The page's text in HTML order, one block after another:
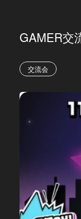
GAMER交
交流会